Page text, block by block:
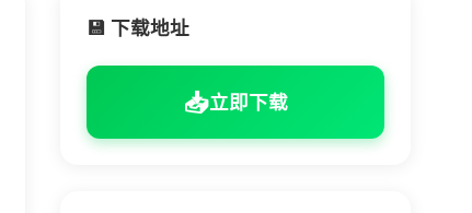
💾 下载地址
📥立即下载